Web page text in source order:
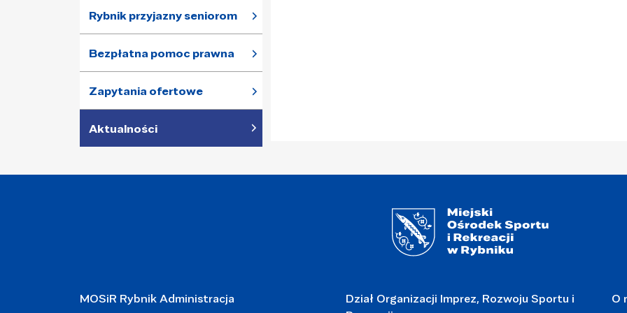
Rybnik przyjazny seniorom
Bezpłatna pomoc prawna
Zapytania ofertowe
Aktualności
MOSiR Rybnik Administracja
Dział Organizacji Imprez, Rozwoju Sportu i
O